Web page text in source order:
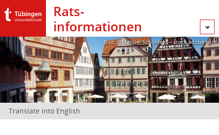
Rats­
informationen
Bild: @Manuel Schönfeld – stock.adobe.com
Translate into English